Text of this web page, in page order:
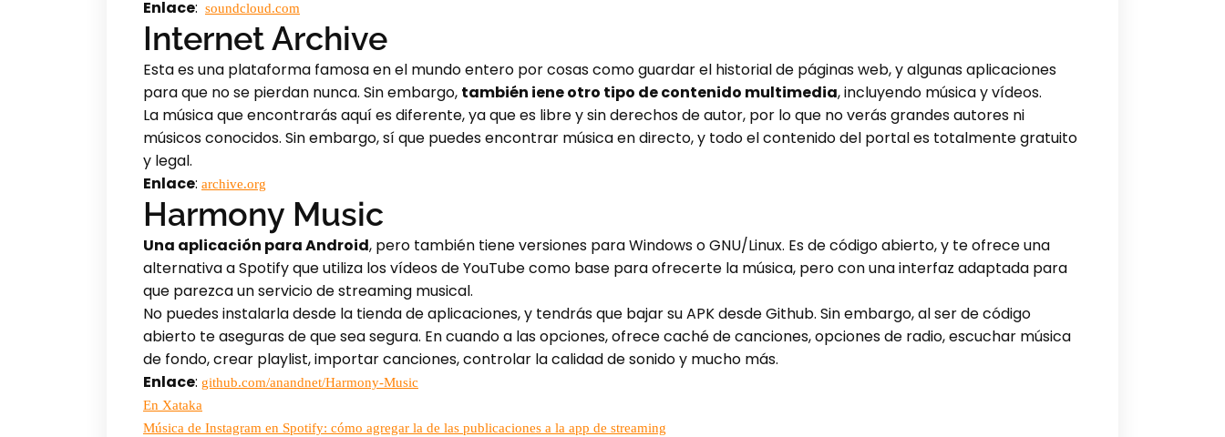
Enlace: soundcloud.com
Internet Archive
Esta es una plataforma famosa en el mundo entero por cosas como guardar el historial de páginas web, y algunas aplicaciones
para que no se pierdan nunca. Sin embargo, también iene otro tipo de contenido multimedia, incluyendo música y vídeos.
La música que encontrarás aquí es diferente, ya que es libre y sin derechos de autor, por lo que no verás grandes autores ni
músicos conocidos. Sin embargo, sí que puedes encontrar música en directo, y todo el contenido del portal es totalmente gratuito
y legal.
Enlace: archive.org
Harmony Music
Una aplicación para Android, pero también tiene versiones para Windows o GNU/Linux. Es de código abierto, y te ofrece una
alternativa a Spotify que utiliza los vídeos de YouTube como base para ofrecerte la música, pero con una interfaz adaptada para
que parezca un servicio de streaming musical.
No puedes instalarla desde la tienda de aplicaciones, y tendrás que bajar su APK desde Github. Sin embargo, al ser de código
abierto te aseguras de que sea segura. En cuando a las opciones, ofrece caché de canciones, opciones de radio, escuchar música
de fondo, crear playlist, importar canciones, controlar la calidad de sonido y mucho más.
Enlace: github.com/anandnet/Harmony-Music
En Xataka
Música de Instagram en Spotify: cómo agregar la de las publicaciones a la app de streaming